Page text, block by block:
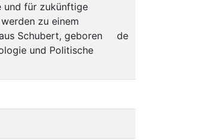
und für zukünftige
zu einem
Schubert, geboren
und Politische
de